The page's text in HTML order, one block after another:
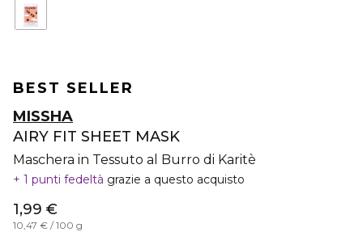
BEST SELLER
MISSHA
AIRY FIT SHEET MASK
Maschera in Tessuto al Burro di Karitè
1 punti fedeltà grazie a questo acquisto
1,99 €
10,47 € / 100 g